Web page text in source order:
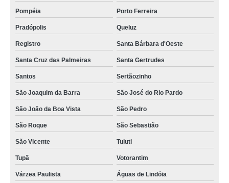
Pompéia Porto Ferreira
Pradópolis Queluz
Registro Santa Bárbara d'Oeste
Santa Cruz das Palmeiras Santa Gertrudes
Santos Sertãozinho
São Joaquim da Barra São José do Rio Pardo
São João da Boa Vista São Pedro
São Roque São Sebastião
São Vicente Tuiuti
Tupã Votorantim
Várzea Paulista
Águas de Lindóia